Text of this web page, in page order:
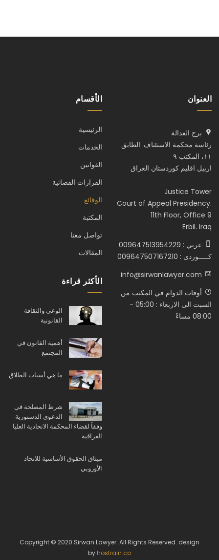
العنوان
برج العدالة
رئاسة محكمة الاستئناف. الطابق
١١، المكتب ٩
اربيل اقليم كوردستان العراق
Justice Tower
Court of Appeal Presidency.
11th Floor, Office 9
Erbil. Iraq
عربي : 009647513954229
كـــــوردى : 009647507167210
info@sirwanlawyer.com
أوقات الدوام في المكتب من
السبت الى الاربعاء : 05:00 -
08:00 مساءً
الأقسام
الرئيسية
الخدمات
القوانين
القرارات القضائية
الوقائع
المكتبة
تواصل معنا
المقالات
الأكثر قراءة
الوعي والثقافة
القانونية
أهمية القانون في
المجتمع
ما هي أسباب الطلاق
شرط المصلحة في
الدعوى الدستورية
وفقاً لقضاء المحكمة الاتحادية العليا
العراقية
ميثاق الحقوق الأساسية للاتحاد
الأوروبي
Copyright © 2020 Sirwan Lawyer. All Rights Reserved. design
by hostrain.co